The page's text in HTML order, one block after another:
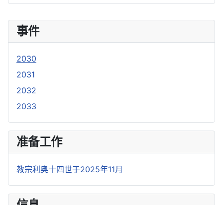
事件
2030
2031
2032
2033
准备工作
教宗利奥十四世于2025年11月